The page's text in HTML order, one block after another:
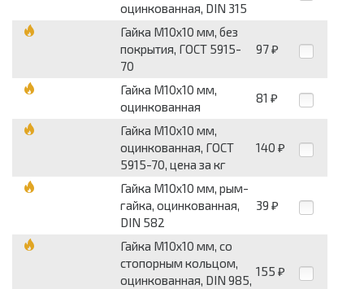
оцинкованная, DIN 315
Гайка М10x10 мм, без
покрытия, ГОСТ 5915-
70
97 ₽
Гайка М10x10 мм,
оцинкованная
81 ₽
Гайка М10x10 мм,
оцинкованная, ГОСТ
5915-70, цена за кг
140 ₽
Гайка М10x10 мм, рым-
гайка, оцинкованная,
DIN 582
39 ₽
Гайка М10x10 мм, со
стопорным кольцом,
оцинкованная, DIN 985,
155 ₽